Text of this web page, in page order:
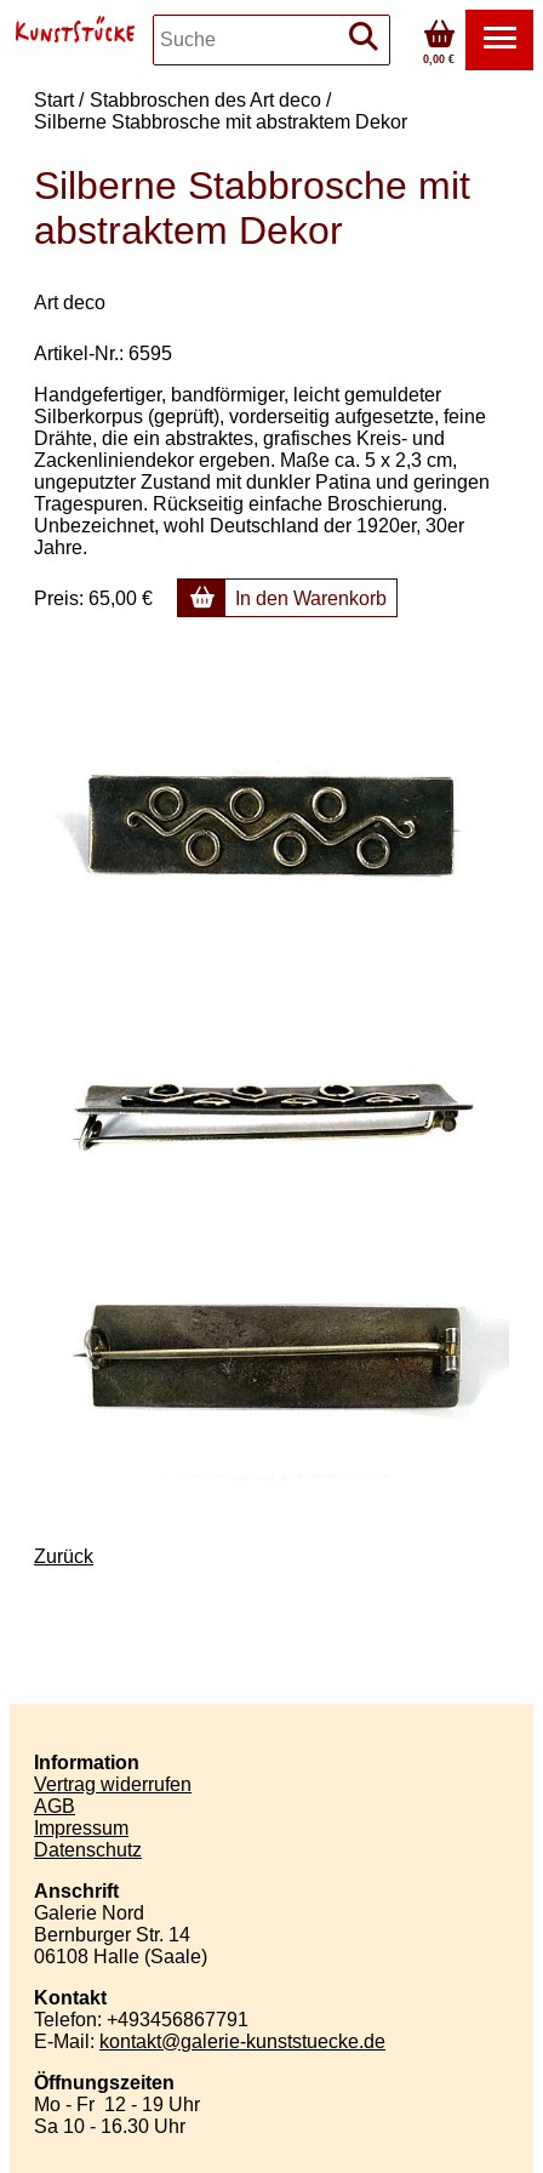
0,00 €
Start
Stabbroschen des Art deco
Silberne Stabbrosche mit abstraktem Dekor
Silberne Stabbrosche mit
abstraktem Dekor
Art deco
Artikel-Nr.: 6595
Handgefertiger, bandförmiger, leicht gemuldeter
Silberkorpus (geprüft), vorderseitig aufgesetzte, feine
Drähte, die ein abstraktes, grafisches Kreis- und
Zackenliniendekor ergeben. Maße ca. 5 x 2,3 cm,
ungeputzter Zustand mit dunkler Patina und geringen
Tragespuren. Rückseitig einfache Broschierung.
Unbezeichnet, wohl Deutschland der 1920er, 30er
Jahre.
Preis: 65,00 € In den Warenkorb
Zurück
Information
Vertrag widerrufen
AGB
Impressum
Datenschutz
Anschrift
Galerie Nord
Bernburger Str. 14
06108 Halle (Saale)
Kontakt
Telefon: +493456867791
E-Mail: kontakt galerie-kunststuecke de
Öffnungszeiten
Mo - Fr 12 - 19 Uhr
Sa 10 - 16.30 Uhr